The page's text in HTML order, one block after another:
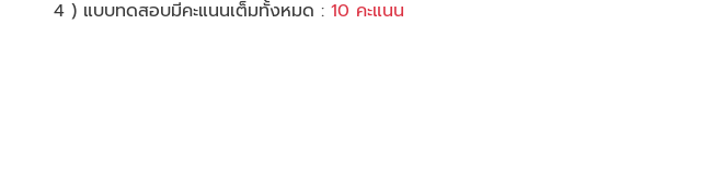
4 ) แบบทดสอบมีคะแนนเต็มทั้งหมด : 10 คะแนน